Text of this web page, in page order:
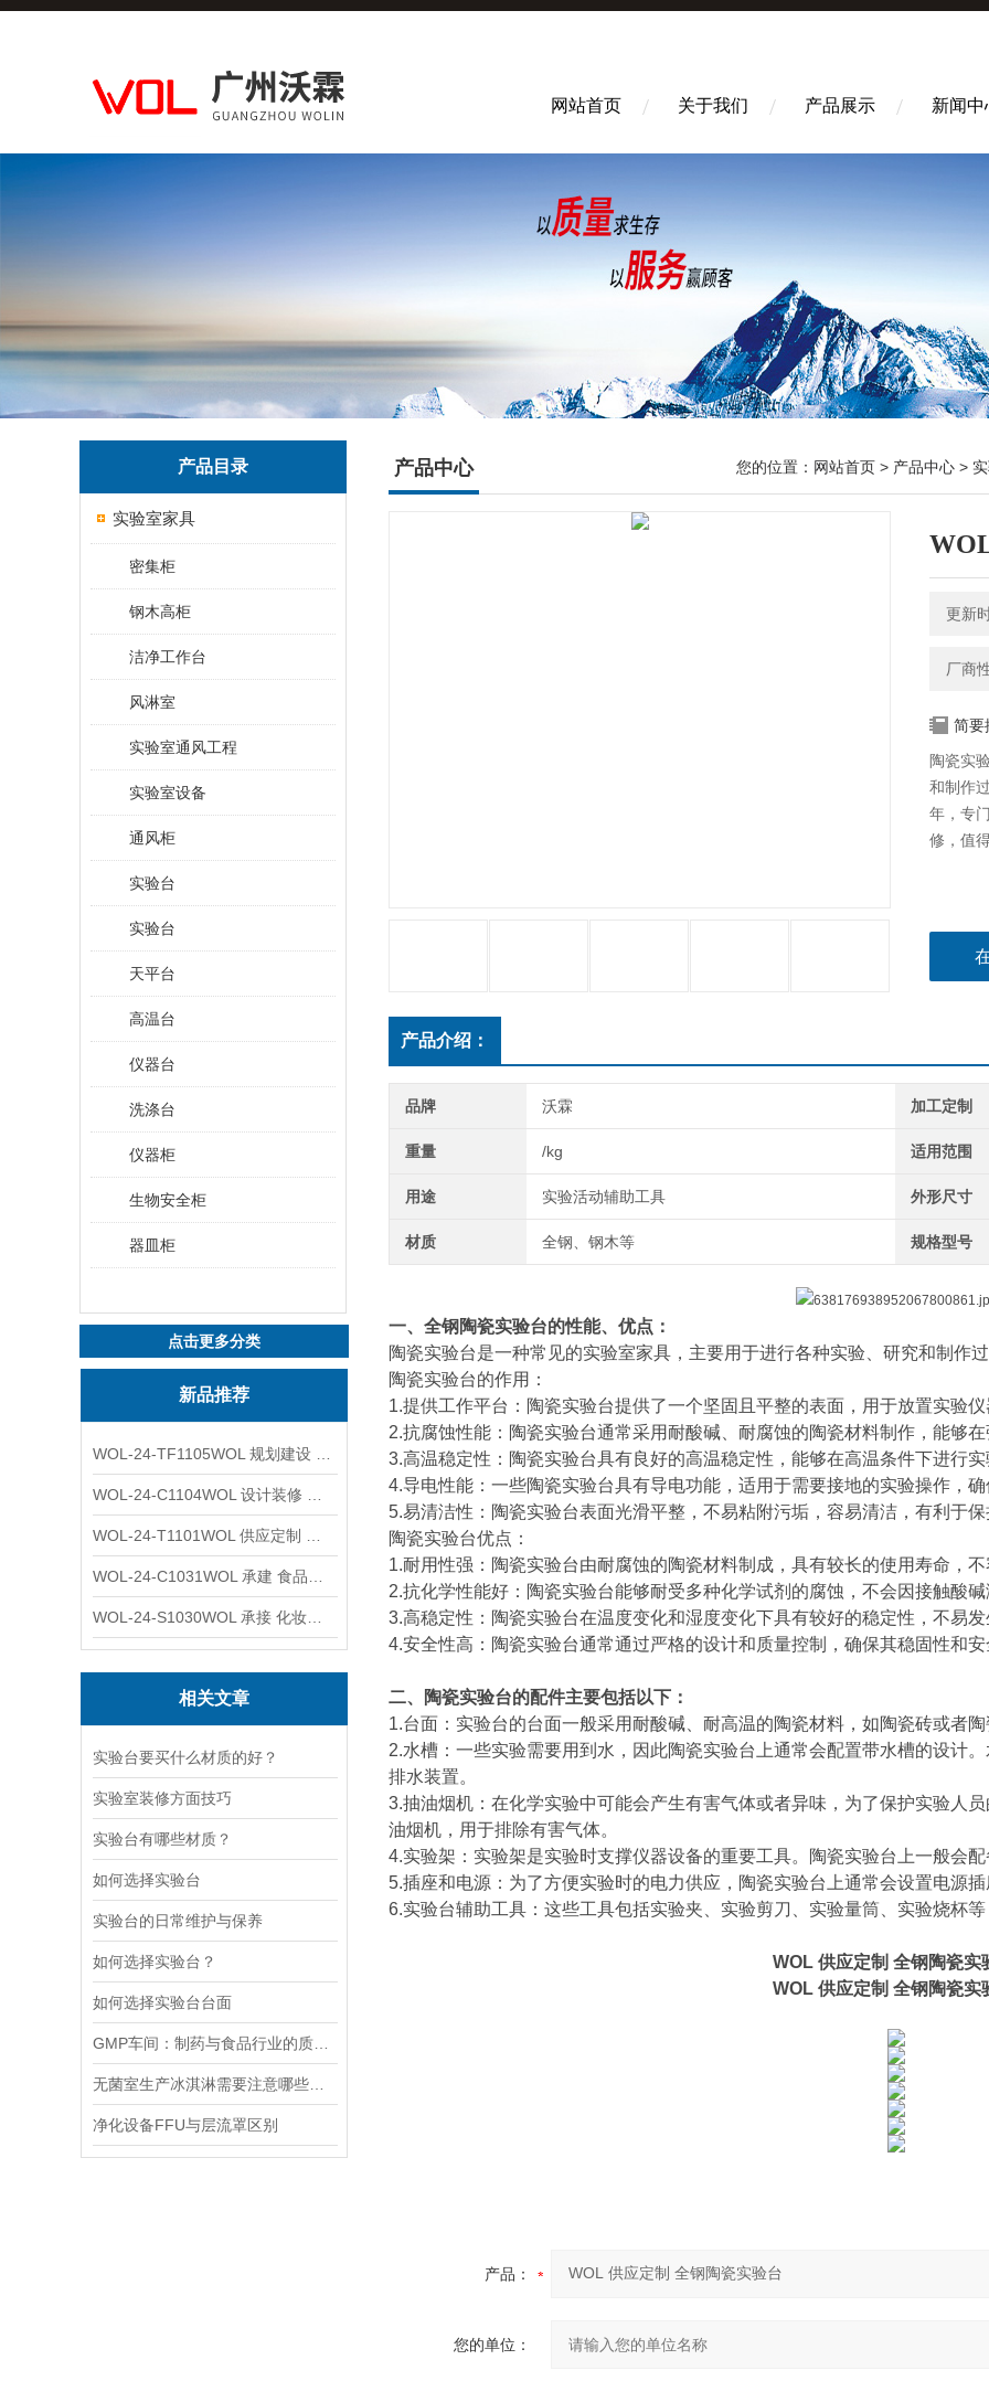
网站首页 关于我们 产品展示 新闻中
产品目录
实验室家具
密集柜
钢木高柜
洁净工作台
风淋室
实验室通风工程
实验室设备
通风柜
实验台
实验台
天平台
高温台
仪器台
洗涤台
仪器柜
生物安全柜
器皿柜
点击更多分类
新品推荐
相关文章
实验台要买什么材质的好？
实验室装修方面技巧
实验台有哪些材质？
如何选择实验台
实验台的日常维护与保养
如何选择实验台？
如何选择实验台台面
净化设备FFU与层流罩区别
产品中心 您的位置： 网站首页 > 产品中心 >
更新
厂商
简要
陶瓷实
和制作
年，专
修，值
产品介绍：
品牌 沃霖 加工定制
重量 /kg 适用范围
用途 实验活动辅助工具 外形尺寸
材质 全钢、钢木等 规格型号
一、全钢陶瓷实验台的性能、优点：
陶瓷实验台是一种常见的实验室家具，主要用于进行各种实验、研究和制作
陶瓷实验台的作用：
1.提供工作平台：陶瓷实验台提供了一个坚固且平整的表面，用于放置实验
2.抗腐蚀性能：陶瓷实验台通常采用耐酸碱、耐腐蚀的陶瓷材料制作，能够
3.高温稳定性：陶瓷实验台具有良好的高温稳定性，能够在高温条件下进行
4.导电性能：一些陶瓷实验台具有导电功能，适用于需要接地的实验操作，
5.易清洁性：陶瓷实验台表面光滑平整，不易粘附污垢，容易清洁，有利于
陶瓷实验台优点：
1.耐用性强：陶瓷实验台由耐腐蚀的陶瓷材料制成，具有较长的使用寿命，
2.抗化学性能好：陶瓷实验台能够耐受多种化学试剂的腐蚀，不会因接触酸
3.高稳定性：陶瓷实验台在温度变化和湿度变化下具有较好的稳定性，不易
4.安全性高：陶瓷实验台通常通过严格的设计和质量控制，确保其稳固性和
二、陶瓷实验台的配件主要包括以下：
1.台面：实验台的台面一般采用耐酸碱、耐高温的陶瓷材料，如陶瓷砖或者
2.水槽：一些实验需要用到水，因此陶瓷实验台上通常会配置带水槽的设计
排水装置。
3.抽油烟机：在化学实验中可能会产生有害气体或者异味，为了保护实验人
油烟机，用于排除有害气体。
4.实验架：实验架是实验时支撑仪器设备的重要工具。陶瓷实验台上一般会
5.插座和电源：为了方便实验时的电力供应，陶瓷实验台上通常会设置电源
6.实验台辅助工具：这些工具包括实验夹、实验剪刀、实验量筒、实验烧杯
WOL 供应定制 全钢陶瓷实
WOL 供应定制 全钢陶瓷实
产品：
您的单位：